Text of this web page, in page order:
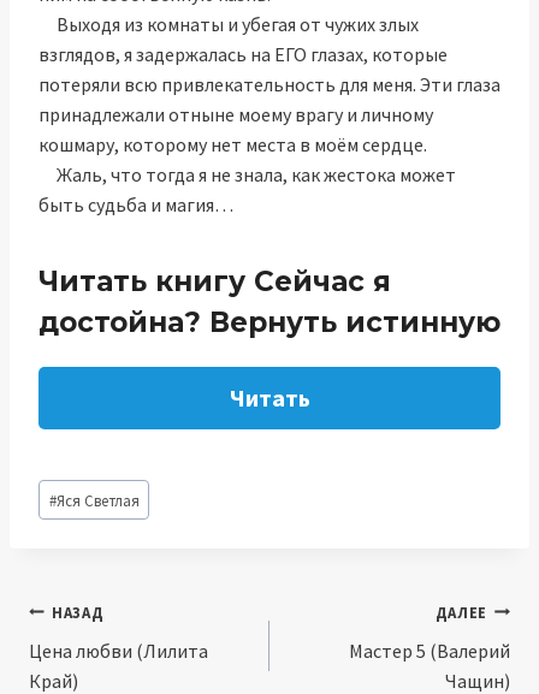
Выходя из комнаты и убегая от чужих злых
взглядов, я задержалась на ЕГО глазах, которые
потеряли всю привлекательность для меня. Эти глаза
принадлежали отныне моему врагу и личному
кошмару, которому нет места в моём сердце.
Жаль, что тогда я не знала, как жестока может
быть судьба и магия…
Читать книгу Сейчас я
достойна? Вернуть истинную
Читать
Метки
записи:
#Яся Светлая
Навигация
по
НАЗАД
Цена любви (Лилита
Край)
ДАЛЕЕ
Мастер 5 (Валерий
Чащин)